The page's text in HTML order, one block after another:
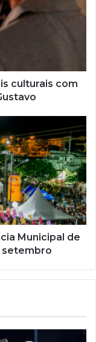
culturais com
Municipal de
setembro